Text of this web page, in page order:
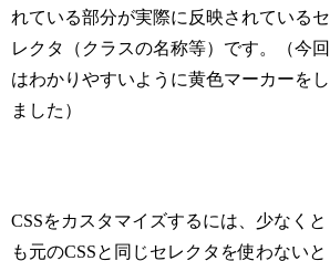
れている部分が実際に反映されているセ
レクタ（クラスの名称等）です。（今回
はわかりやすいように黄色マーカーをし
ました）
CSSをカスタマイズするには、少なくと
も元のCSSと同じセレクタを使わないと